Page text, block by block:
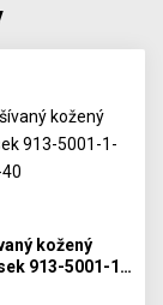
kožený
913-5001-1…